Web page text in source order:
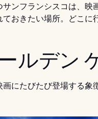
サンフランシスコは、映
おきたい場所。どこに
ルデン
画にたびたび登場する象